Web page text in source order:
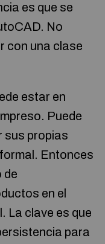
es que se
No
con una clase
estar en
Puede
sus propias
Entonces
de
en el
La clave es que
para